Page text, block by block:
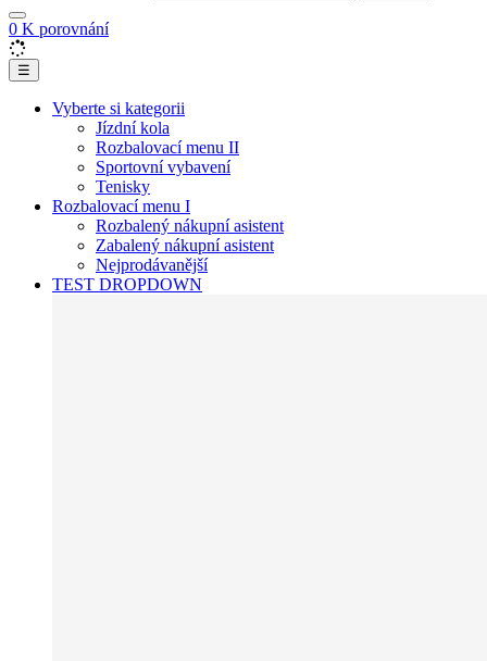
0 K porovnání
☰
Vyberte si kategorii
Jízdní kola
Rozbalovací menu II
Sportovní vybavení
Tenisky
Rozbalovací menu I
Rozbalený nákupní asistent
Zabalený nákupní asistent
Nejprodávanější
TEST DROPDOWN